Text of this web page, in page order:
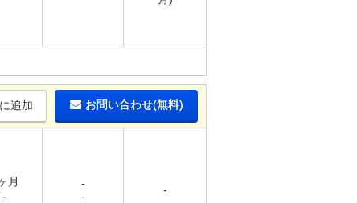
追加 お問い合わせ(無料)
月
-
-
-
-